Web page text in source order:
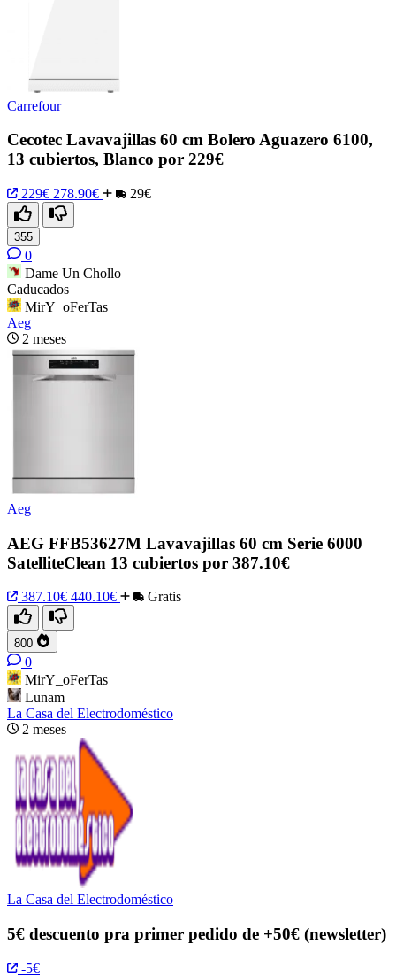
Carrefour
Cecotec Lavavajillas 60 cm Bolero Aguazero 6100,
13 cubiertos, Blanco por 229€
229€ 278.90€ 29€
355
0
Dame Un Chollo
Caducados
MirY_oFerTas
Aeg
2 meses
Aeg
AEG FFB53627M Lavavajillas 60 cm Serie 6000
SatelliteClean 13 cubiertos por 387.10€
387.10€ 440.10€ Gratis
800
0
MirY_oFerTas
Lunam
La Casa del Electrodoméstico
2 meses
La Casa del Electrodoméstico
5€ descuento pra primer pedido de +50€ (newsletter)
-5€